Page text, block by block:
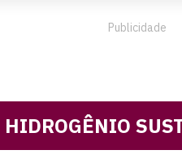
Publicidade
HIDROGÊNIO